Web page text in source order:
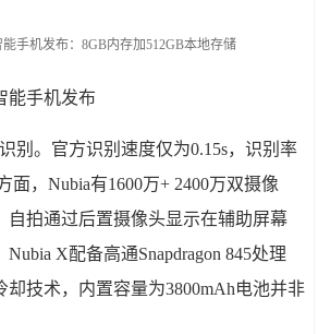
能手机发布
别。官方识别速度仅为0.15s，识别率
面，Nubia有1600万+ 2400万双摄像
自拍通过后置摄像头显示在辅助屏幕
Nubia X配备高通Snapdragon 845处理
却技术，内置容量为3800mAh电池并非